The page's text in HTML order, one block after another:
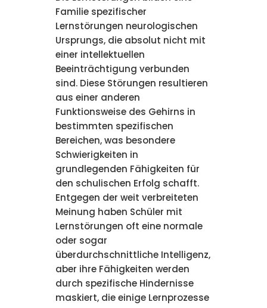
Familie spezifischer
Lernstörungen neurologischen
Ursprungs, die absolut nicht mit
einer intellektuellen
Beeinträchtigung verbunden
sind. Diese Störungen resultieren
aus einer anderen
Funktionsweise des Gehirns in
bestimmten spezifischen
Bereichen, was besondere
Schwierigkeiten in
grundlegenden Fähigkeiten für
den schulischen Erfolg schafft.
Entgegen der weit verbreiteten
Meinung haben Schüler mit
Lernstörungen oft eine normale
oder sogar
überdurchschnittliche Intelligenz,
aber ihre Fähigkeiten werden
durch spezifische Hindernisse
maskiert, die einige Lernprozesse